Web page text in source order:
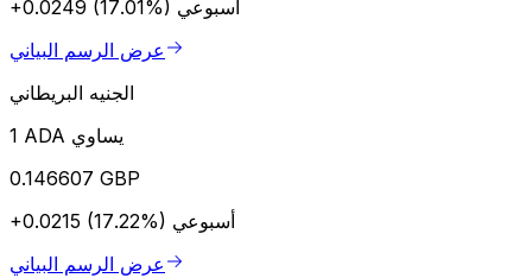
+0.0249 (17.01%) أسبوعي
عرض الرسم البياني
الجنيه البريطاني
1 ADA يساوي
0.146607 GBP
+0.0215 (17.22%) أسبوعي
عرض الرسم البياني